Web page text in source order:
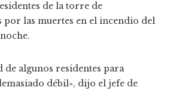
de la torre de
por las muertes en el incendio del
de algunos residentes para
débil», dijo el jefe de